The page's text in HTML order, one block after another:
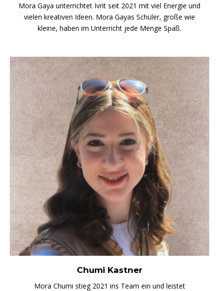
Mora Gaya unterrichtet Ivrit seit 2021 mit viel Energie und
vielen kreativen Ideen. Mora Gayas Schüler, große wie
kleine, haben im Unterricht jede Menge Spaß.
Chumi Kastner
Mora Chumi stieg 2021 ins Team ein und leistet